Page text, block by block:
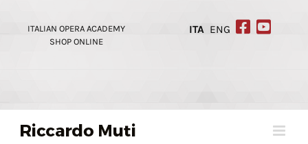
ITALIAN OPERA ACADEMY
SHOP ONLINE
ITA ENG